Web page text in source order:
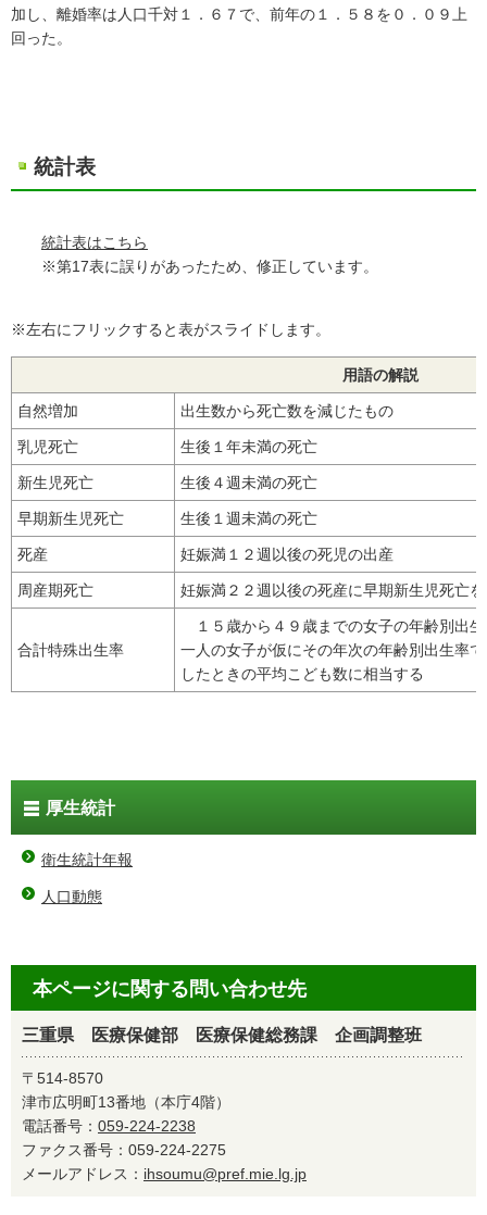
加し、離婚率は人口千対１．６７で、前年の１．５８を０．０９上
回った。
統計表
統計表はこちら
※第17表に誤りがあったため、修正しています。
※左右にフリックすると表がスライドします。
用語の解説
自然増加 出生数から死亡数を減じたもの
乳児死亡 生後１年未満の死亡
新生児死亡 生後４週未満の死亡
早期新生児死亡 生後１週未満の死亡
死産 妊娠満１２週以後の死児の出産
周産期死亡 妊娠満２２週以後の死産に早期新生児死亡
合計特殊出生率
１５歳から４９歳までの女子の年齢別出
一人の女子が仮にその年次の年齢別出生率
したときの平均こども数に相当する
厚生統計
衛生統計年報
人口動態
本ページに関する問い合わせ先
三重県 医療保健部 医療保健総務課 企画調整班
〒514-8570
津市広明町13番地（本庁4階）
電話番号： 059-224-2238
ファクス番号：059-224-2275
メールアドレス： ihsoumu@pref.mie.lg.jp